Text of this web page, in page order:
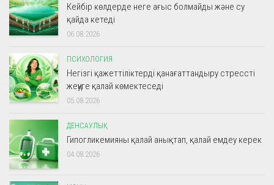
Кейбір көлдерде неге ағыс болмайды және су
қайда кетеді
06.08.2026
ПСИХОЛОГИЯ
Негізгі қажеттіліктерді қанағаттандыру стрессті
жеңуге қалай көмектеседі
05.08.2026
ДЕНСАУЛЫҚ
Гипогликемияны қалай анықтап, қалай емдеу керек
04.08.2026